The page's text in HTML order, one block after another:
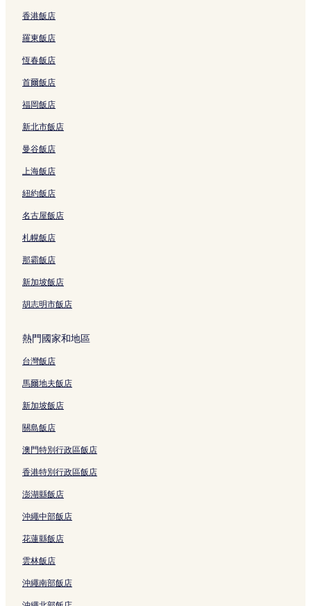
首爾的飯店式公寓
新村洞的青年旅館
新村洞的旅館
三清洞的旅館
上巖洞飯店
Yg 娛樂大樓附近的飯店
世界盃公園附近的飯店
城山1洞飯店
延南洞飯店
南麂漢江公園附近的飯店
戰爭與女性人權博物館附近的飯店
延南洞社區服務中心附近的飯店
望遠1洞飯店
數碼媒體城站附近的飯店
繒山站附近的飯店
弘大飯店
麻浦區廳站附近的飯店
望遠市場附近的飯店
香港飯店
羅東飯店
恆春飯店
首爾飯店
福岡飯店
新北市飯店
曼谷飯店
上海飯店
紐約飯店
名古屋飯店
札幌飯店
那霸飯店
新加坡飯店
胡志明市飯店
熱門國家和地區
台灣飯店
馬爾地夫飯店
新加坡飯店
關島飯店
澳門特別行政區飯店
香港特別行政區飯店
澎湖縣飯店
沖繩中部飯店
花蓮縣飯店
雲林飯店
沖繩南部飯店